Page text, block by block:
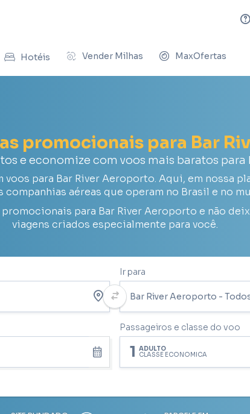
Hotéis Vender Milhas MaxOfertas
promocionais para Bar
e economize com voos mais baratos para
para Bar River Aeroporto. Aqui, em nossa
companhias aéreas que operam no Brasil e no
promocionais para Bar River Aeroporto e não
viagens criados especialmente para você.
Ir para
Passageiros e classe do voo
1 ADULTO
CLASSE ECONÔMICA